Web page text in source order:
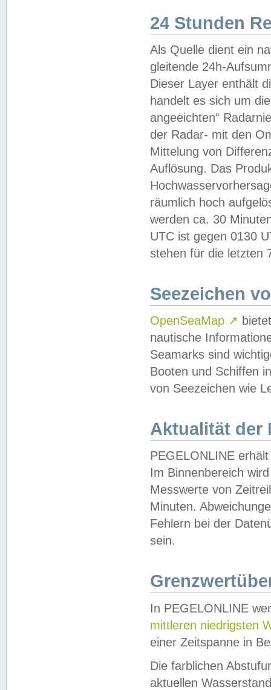
24 Stunden
Als Quelle dient ein
gleitende 24h-
Dieser Layer enthält
handelt es sich um
angeeichten“
der Radar- mit den
Mittelung von
Auflösung. Das
räumlich hoch
werden ca. 30
UTC ist gegen 0130
stehen für die letzten
Seezeichen
OpenSeaMap ↗
nautische
Seamarks sind
Booten und Schiffen
von Seezeichen wie
Aktualität der
PEGELONLINE
Im Binnenbereich
Messwerte von
Minuten.
Fehlern bei der
sein.
In PEGELONLINE
mittleren niedrigsten
einer Zeitspanne in
Die farblichen
aktuellen